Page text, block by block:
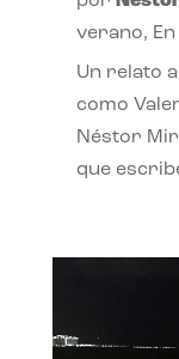
verano,
Un relato
como
Néstor
que